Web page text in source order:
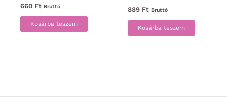
660 Ft Bruttó
Kosárba teszem
889 Ft Bruttó
Kosárba teszem